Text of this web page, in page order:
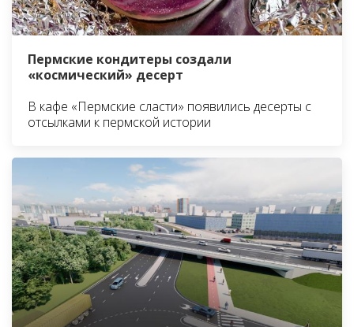
Пермские кондитеры создали
«космический» десерт
В кафе «Пермские сласти» появились десерты с
отсылками к пермской истории